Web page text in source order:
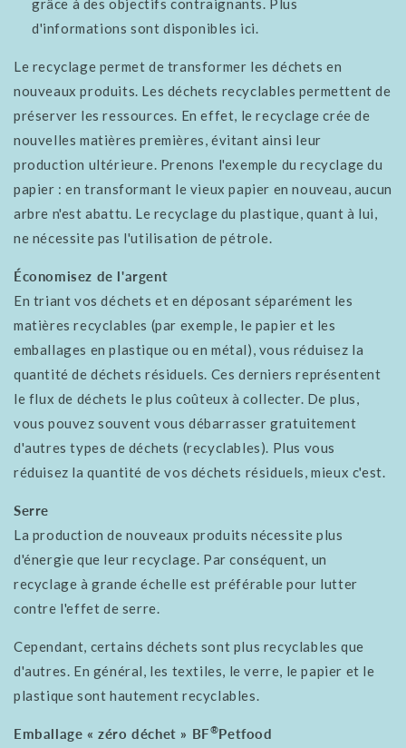
grâce à des objectifs contraignants. Plus
d'informations sont disponibles ici.
Le recyclage permet de transformer les déchets en
nouveaux produits. Les déchets recyclables permettent de
préserver les ressources. En effet, le recyclage crée de
nouvelles matières premières, évitant ainsi leur
production ultérieure. Prenons l'exemple du recyclage du
papier : en transformant le vieux papier en nouveau, aucun
arbre n'est abattu. Le recyclage du plastique, quant à lui,
ne nécessite pas l'utilisation de pétrole.
Économisez de l'argent
En triant vos déchets et en déposant séparément les
matières recyclables (par exemple, le papier et les
emballages en plastique ou en métal), vous réduisez la
quantité de déchets résiduels. Ces derniers représentent
le flux de déchets le plus coûteux à collecter. De plus,
vous pouvez souvent vous débarrasser gratuitement
d'autres types de déchets (recyclables). Plus vous
réduisez la quantité de vos déchets résiduels, mieux c'est.
Serre
La production de nouveaux produits nécessite plus
d'énergie que leur recyclage. Par conséquent, un
recyclage à grande échelle est préférable pour lutter
contre l'effet de serre.
Cependant, certains déchets sont plus recyclables que
d'autres. En général, les textiles, le verre, le papier et le
plastique sont hautement recyclables.
Emballage « zéro déchet » BF®Petfood